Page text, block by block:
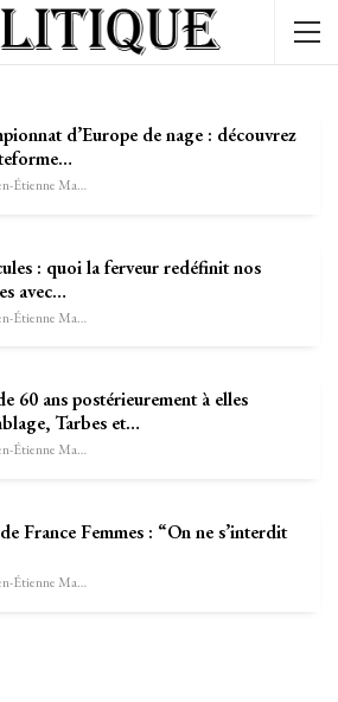
d’Europe de nage : découvrez
Sébastien-Étienne Marechal
: quoi la ferveur redéfinit nos
avec…
Sébastien-Étienne Marechal
60 ans postérieurement à elles
Tarbes et…
Sébastien-Étienne Marechal
France Femmes : “On ne s’interdit
Sébastien-Étienne Marechal